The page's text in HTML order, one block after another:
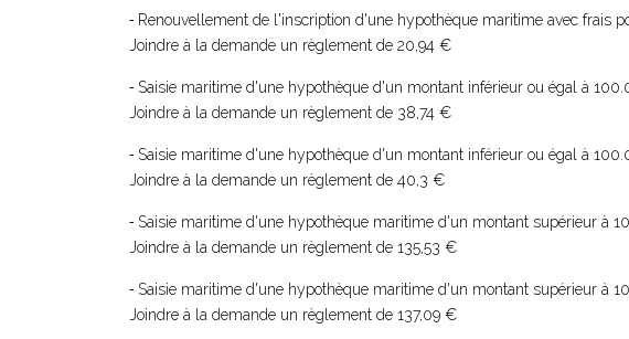
- Renouvellement de l'inscription d'une hypothèque maritime avec frais
Joindre à la demande un règlement de 20,94 €
- Saisie maritime d'une hypothèque d'un montant inférieur ou égal à
Joindre à la demande un règlement de 38,74 €
- Saisie maritime d'une hypothèque d'un montant inférieur ou égal à
Joindre à la demande un règlement de 40,3 €
- Saisie maritime d'une hypothèque maritime d'un montant supérieur à
Joindre à la demande un règlement de 135,53 €
- Saisie maritime d'une hypothèque maritime d'un montant supérieur à
Joindre à la demande un règlement de 137,09 €